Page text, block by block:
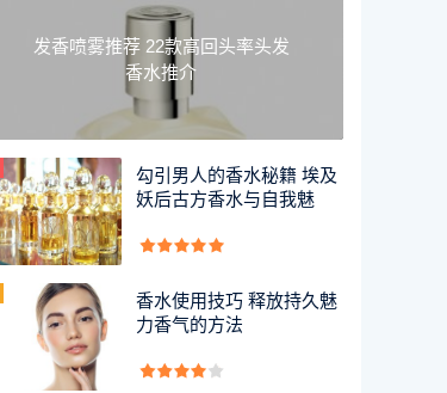
发香喷雾推荐 22款高回头率头发
香水推介
勾引男人的香水秘籍 埃及
妖后古方香水与自我魅
香水使用技巧 释放持久魅
力香气的方法